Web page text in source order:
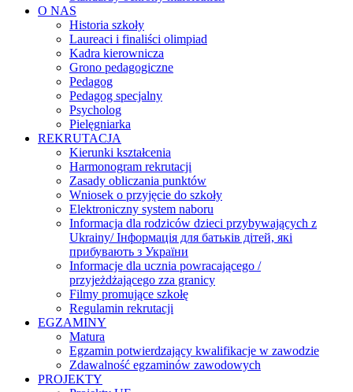
O NAS
Historia szkoły
Laureaci i finaliści olimpiad
Kadra kierownicza
Grono pedagogiczne
Pedagog
Pedagog specjalny
Psycholog
Pielęgniarka
REKRUTACJA
Kierunki kształcenia
Harmonogram rekrutacji
Zasady obliczania punktów
Wniosek o przyjęcie do szkoły
Elektroniczny system naboru
Informacja dla rodziców dzieci przybywających z
Ukrainy/ Інформація для батьків дітей, які
прибувають з України
Informacje dla ucznia powracającego /
przyjeżdżającego zza granicy
Filmy promujące szkołę
Regulamin rekrutacji
EGZAMINY
Matura
Egzamin potwierdzający kwalifikacje w zawodzie
Zdawalność egzaminów zawodowych
PROJEKTY